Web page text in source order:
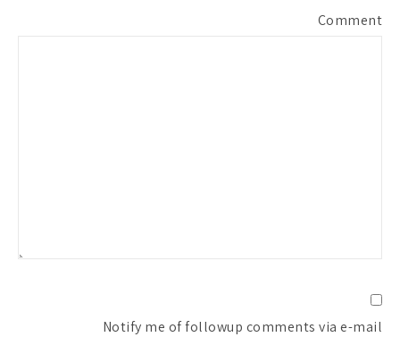
Comment
Notify me of followup comments via e-mail